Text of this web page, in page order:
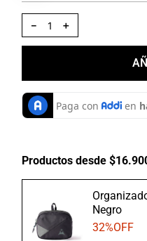
＋
－
Productos desde
Negro
32%OFF